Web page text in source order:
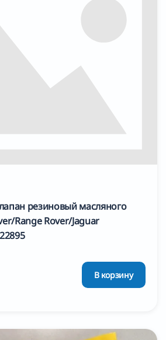
резиновый масляного
Range Rover/Jaguar
В корзину